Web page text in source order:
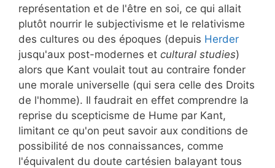
représentation et de l'être en soi, ce qui allait
plutôt nourrir le subjectivisme et le relativisme
des cultures ou des époques (depuis Herder
jusqu'aux post-modernes et cultural studies)
alors que Kant voulait tout au contraire fonder
une morale universelle (qui sera celle des Droits
de l'homme). Il faudrait en effet comprendre la
reprise du scepticisme de Hume par Kant,
limitant ce qu'on peut savoir aux conditions de
possibilité de nos connaissances, comme
l'équivalent du doute cartésien balayant tous